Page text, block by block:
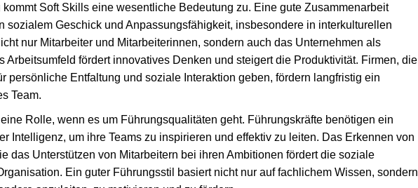
Soft Skills eine wesentliche Bedeutung zu. Eine gute Zusammenarbeit
sozialem Geschick und Anpassungsfähigkeit, insbesondere in interkulturellen
nur Mitarbeiter und Mitarbeiterinnen, sondern auch das Unternehmen als
Arbeitsumfeld fördert innovatives Denken und steigert die Produktivität. Firmen, die
persönliche Entfaltung und soziale Interaktion geben, fördern langfristig ein
Team.
Rolle, wenn es um Führungsqualitäten geht. Führungskräfte benötigen ein
Intelligenz, um ihre Teams zu inspirieren und effektiv zu leiten. Das Erkennen von
das Unterstützen von Mitarbeitern bei ihren Ambitionen fördert die soziale
Ein guter Führungsstil basiert nicht nur auf fachlichem Wissen, sondern